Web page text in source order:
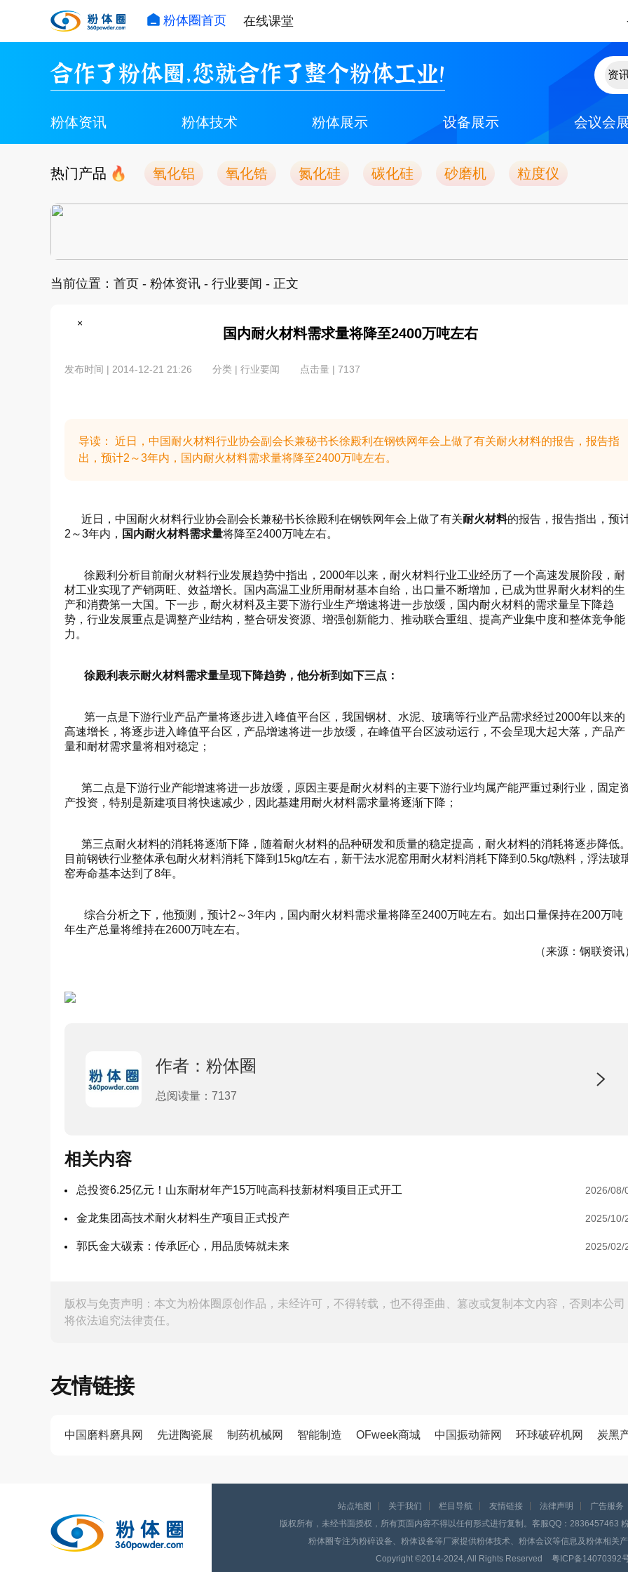
粉体圈首页 在线课堂
合作了粉体圈，您就合作了整个粉体工业！
粉体资讯 粉体技术 粉体展示 设备展示 会议会
热门产品 氧化铝 氧化锆 氮化硅 碳化硅 砂磨机 粒度仪
当前位置： 首页 - 粉体资讯 - 行业要闻 - 正文
国内耐火材料需求量将降至2400万吨左右
发布时间 | 2014-12-21 21:26 分类 | 行业要闻 点击量 | 7137
导读： 近日，中国耐火材料行业协会副会长兼秘书长徐殿利在钢铁网年会上做了有关耐火材料的报告，报告指
出，预计2～3年内，国内耐火材料需求量将降至2400万吨左右。
近日，中国耐火材料行业协会副会长兼秘书长徐殿利在钢铁网年会上做了有关耐火材料的报告，报告指出， 预
2～3年内， 国内耐火材料需求量将降至2400万吨左右。
徐殿利分析目前耐火材料行业发展趋势中指出，2000年以来，耐火材料行业工业经历了一个高速发展阶段，耐
材工业实现了产销两旺、效益增长。国内高温工业所用耐材基本自给，出口量不断增加，已成为世界耐火材料的生
产和消费第一大国。下一步，耐火材料及主要下游行业生产增速将进一步放缓，国内耐火材料的需求量呈下降趋
势，行业发展重点是调整产业结构，整合研发资源、增强创新能力、推动联合重组、提高产业集中度和整体竞争能
力。
徐殿利表示耐火材料需求量呈现下降趋势，他分析到如下三点：
第一点是下游行业产品产量将逐步进入峰值平台区，我国钢材、水泥、玻璃等行业产品需求经过2000年以来的
高速增长，将逐步进入峰值平台区，产品增速将进一步放缓，在峰值平台区波动运行，不会呈现大起大落，产品产
量和耐材需求量将相对稳定；
第二点是下游行业产能增速将进一步放缓，原因主要是耐火材料的主要下游行业均属产能严重过剩行业，固定
产投资，特别是新建项目将快速减少，因此基建用耐火材料需求量将逐渐下降；
第三点耐火材料的消耗将逐渐下降，随着耐火材料的品种研发和质量的稳定提高，耐火材料的消耗将逐步降低。
目前钢铁行业整体承包耐火材料消耗下降到15kg/t左右，新干法水泥窑用耐火材料消耗下降到0.5kg/t熟料，浮法玻
窑寿命基本达到了8年。
综合分析之下，他预测，预计2～3年内，国内耐火材料需求量将降至2400万吨左右。如出口量保持在200万吨
年生产总量将维持在2600万吨左右。
（来源： 钢联资讯
作者：粉体圈
总阅读量：7137
相关内容
总投资6.25亿元！山东耐材年产15万吨高科技新材料项目正式开工 2026/08/
金龙集团高技术耐火材料生产项目正式投产 2025/10/
郭氏金大碳素：传承匠心，用品质铸就未来 2025/02/
版权与免责声明：本文为粉体圈原创作品，未经许可，不得转载，也不得歪曲、篡改或复制本文内容，否则本公司
将依法追究法律责任。
友情链接
中国磨料磨具网 先进陶瓷展 制药机械网 智能制造 OFweek商城 中国振动筛网 环球破碎机网 炭黑
站点地图 关于我们 栏目导航 友情链接 法律声明 广告服务
版权所有，未经书面授权，所有页面内容不得以任何形式进行复制。客服QQ：2836457463
粉体圈专注为粉碎设备、粉体设备等厂家提供粉体技术、粉体会议等信息及粉体相关产
Copyright ©️2014-2024, All Rights Reserved
粤ICP备14070392
×